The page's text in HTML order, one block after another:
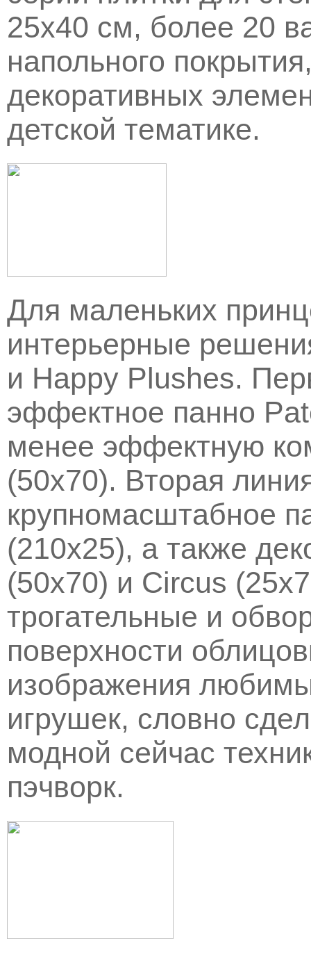
25x40 см, более 20
напольного
декоративных
детской тематике.
Для маленьких
интерьерные
и Happy Plushes.
эффектное панно
менее эффектную
(50х70). Вторая
крупномасштабное
(210х25), а также
(50х70) и Circus
трогательные и
поверхности
изображения
игрушек, словно
модной сейчас
пэчворк.